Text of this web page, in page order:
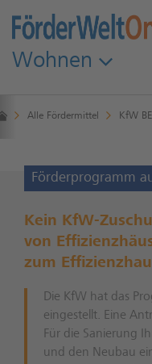
Wohnen
Alle Fördermittel KfW
Förderprogramm
Kein KfW-
von
zum
Die KfW hat das
eingestellt. Eine
Für die Sanierung
und den Neubau